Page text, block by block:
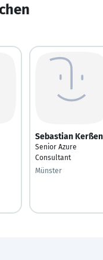
Sebastian Kerßen
Senior Azure
Consultant
Münster